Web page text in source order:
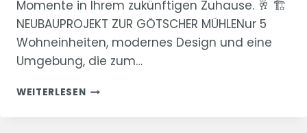
Momente in Ihrem zukünftigen Zuhause. 🥂 🏗
NEUBAUPROJEKT ZUR GÖTSCHER MÜHLENur 5
Wohneinheiten, modernes Design und eine
Umgebung, die zum…
WEITERLESEN“ZUR